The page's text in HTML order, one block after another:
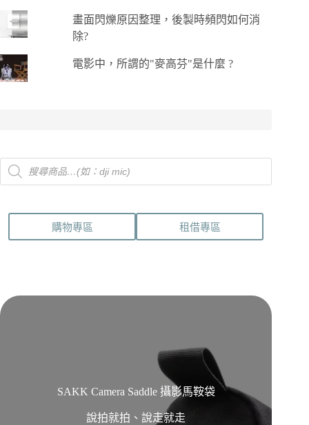
畫面閃爍原因整理，後製時頻閃如何消
除?
電影中，所謂的"麥高芬"是什麼 ?
Products
search
購物專區 租借專區
SAKK Camera Saddle 攝影馬鞍袋
說拍就拍、說走就走